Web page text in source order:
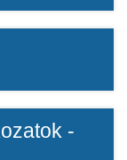
-